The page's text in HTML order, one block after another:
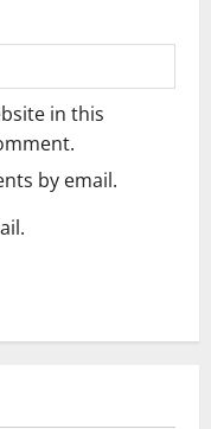
in this
by email.